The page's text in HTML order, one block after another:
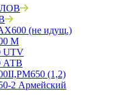
(не идущ.)
М
UTV
АТВ
(1,2)
2 Армейский